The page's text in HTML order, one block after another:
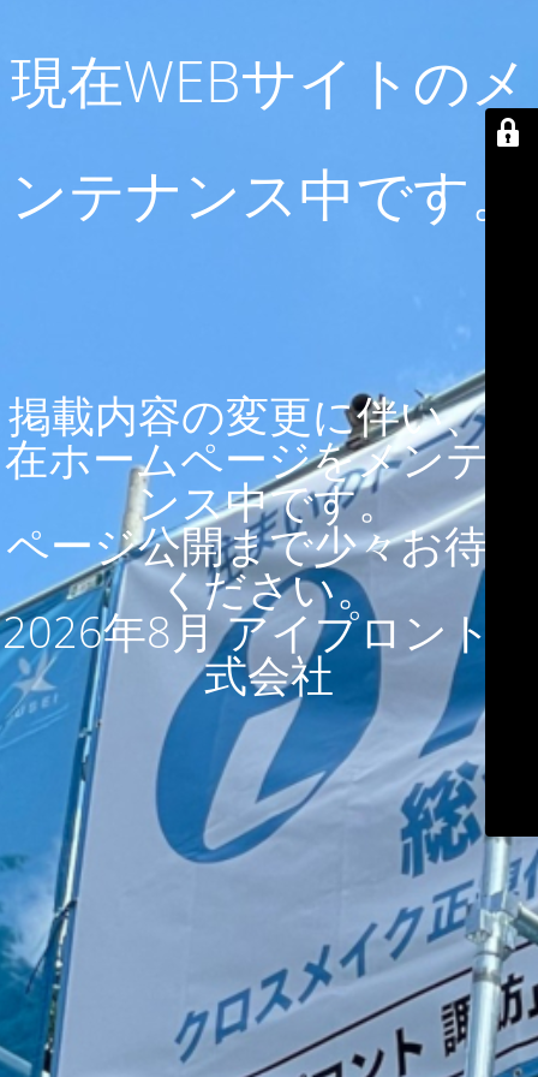
現在WEBサイトのメ
ンテナンス中です。
掲載内容の変更に伴い、現
在ホームページをメンテナ
ンス中です。
ページ公開まで少々お待ち
ください。
2026年8月 アイプロント株
式会社